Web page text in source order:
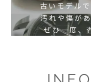
古いモデル
汚れや傷が
ぜひ一度、